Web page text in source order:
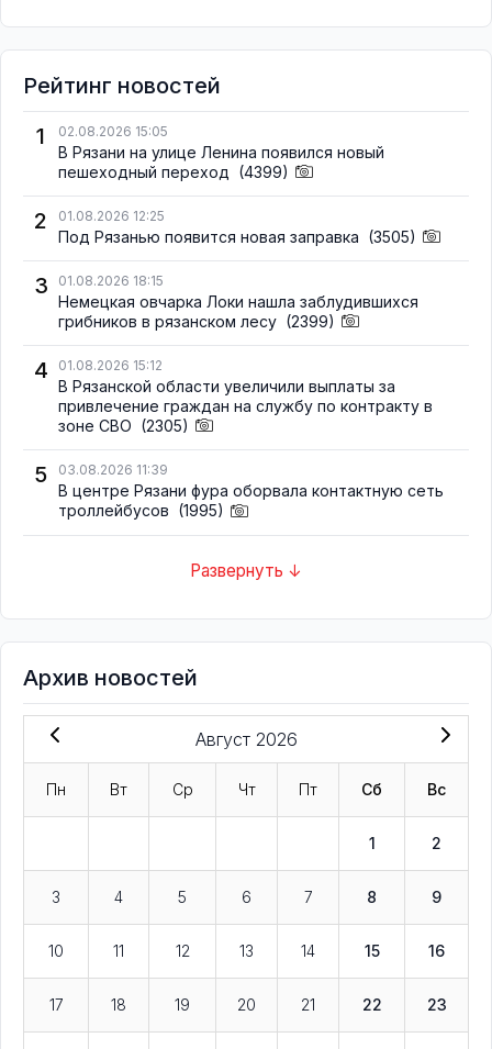
Рейтинг новостей
1
02.08.2026 15:05
В Рязани на улице Ленина появился новый
пешеходный переход (4399)
2 01.08.2026 12:25
Под Рязанью появится новая заправка (3505)
3 01.08.2026 18:15
Немецкая овчарка Локи нашла заблудившихся
грибников в рязанском лесу (2399)
4 01.08.2026 15:12
В Рязанской области увеличили выплаты за
привлечение граждан на службу по контракту в
зоне СВО (2305)
5 03.08.2026 11:39
В центре Рязани фура оборвала контактную сеть
троллейбусов (1995)
Развернуть ↓
Архив новостей
Август 2026
Пн Вт Ср Чт Пт Сб Вс
1 2
3 4 5 6 7 8 9
10 11 12 13 14 15 16
17 18 19 20 21 22 23